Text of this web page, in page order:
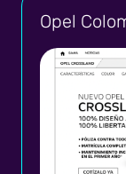
Opel